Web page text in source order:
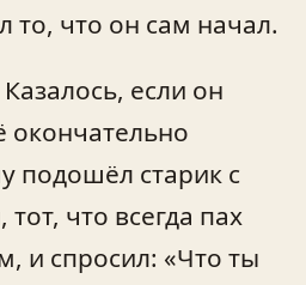
то, что он сам начал.
если он
окончательно
подошёл старик с
что всегда пах
и спросил: «Что ты